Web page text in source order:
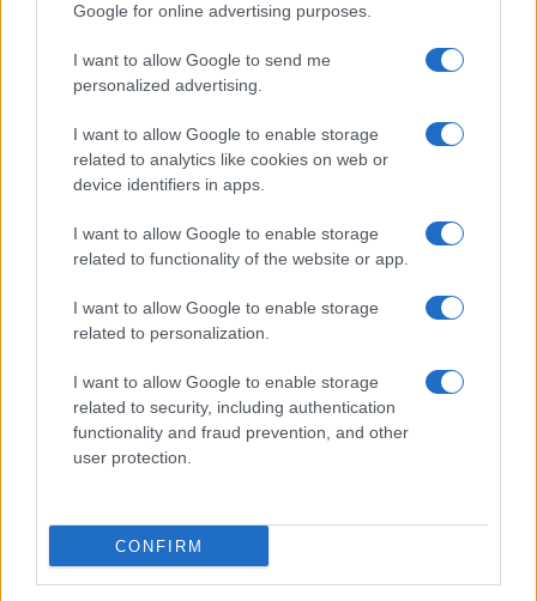
Google for online advertising purposes.
I want to allow Google to send me
personalized advertising.
I want to allow Google to enable storage
related to analytics like cookies on web or
device identifiers in apps.
I want to allow Google to enable storage
related to functionality of the website or app.
I want to allow Google to enable storage
related to personalization.
I want to allow Google to enable storage
related to security, including authentication
functionality and fraud prevention, and other
user protection.
CONFIRM